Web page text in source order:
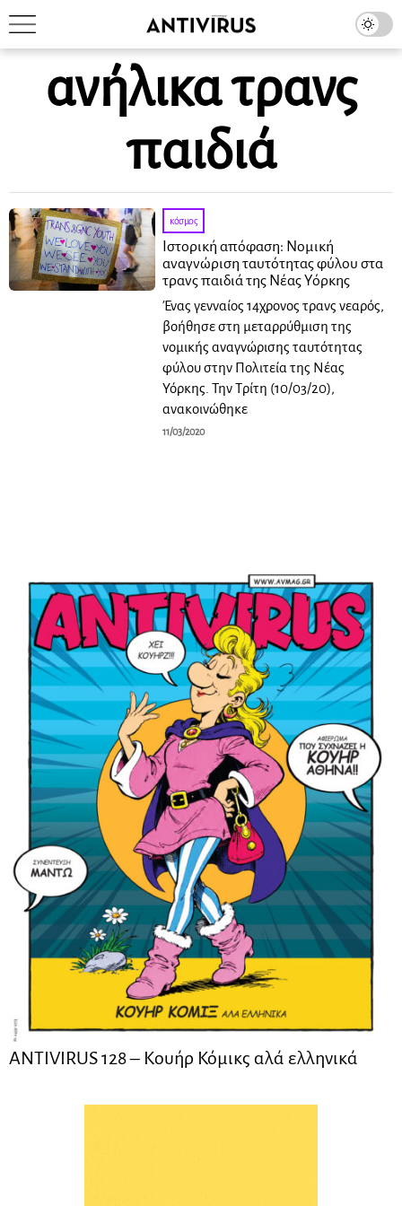
ανήλικα τρανς
παιδιά
κόσμος
Ιστορική απόφαση: Νομική
αναγνώριση ταυτότητας φύλου στα
τρανς παιδιά της Νέας Υόρκης
Ένας γενναίος 14χρονος τρανς νεαρός,
βοήθησε στη μεταρρύθμιση της
νομικής αναγνώρισης ταυτότητας
φύλου στην Πολιτεία της Νέας
Υόρκης. Την Τρίτη (10/03/20),
ανακοινώθηκε
11/03/2020
ANTIVIRUS 128 – Kουήρ Κόμικς αλά ελληνικά